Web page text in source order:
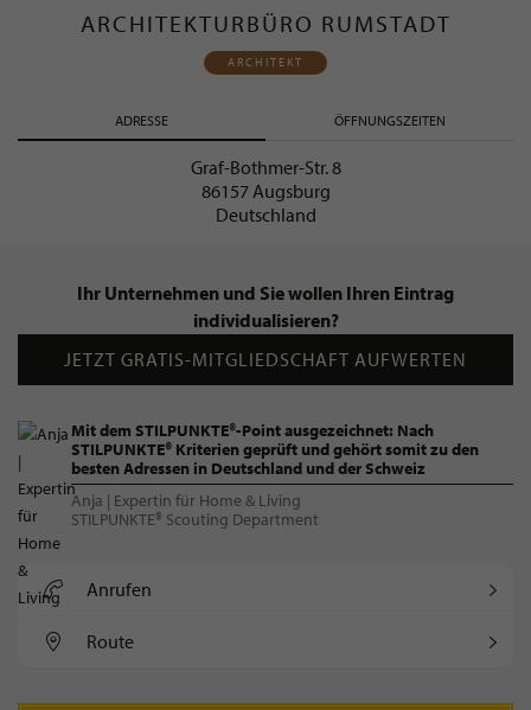
ARCHITEKTURBÜRO RUMSTADT
ARCHITEKT
ADRESSE ÖFFNUNGSZEITEN
Graf-Bothmer-Str. 8
86157 Augsburg
Deutschland
Ihr Unternehmen und Sie wollen Ihren Eintrag
individualisieren?
JETZT GRATIS-MITGLIEDSCHAFT AUFWERTEN
Mit dem STILPUNKTE®-Point ausgezeichnet: Nach
STILPUNKTE® Kriterien geprüft und gehört somit zu den
besten Adressen in Deutschland und der Schweiz
Anja | Expertin für Home & Living
STILPUNKTE® Scouting Department
Anrufen
Route